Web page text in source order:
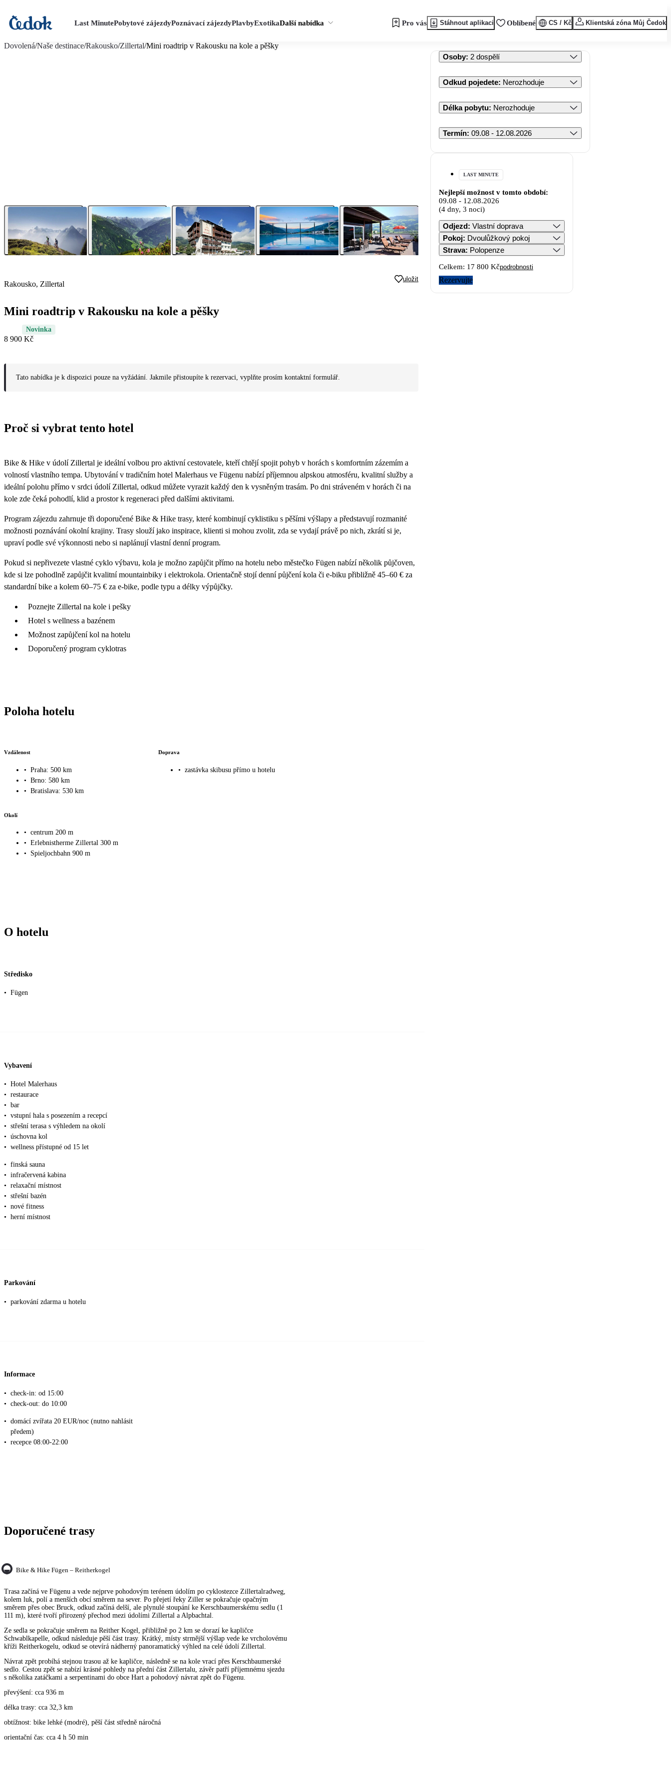
Last MinutePobytové zájezdyPoznávací zájezdyPlavbyExotikaDalší nabídka Pro vás Stáhnout aplikaci Oblíbené CS / Kč Klientská zóna Můj Čedok
Dovolená/Naše destinace/Rakousko/Zillertal/Mini roadtrip v Rakousku na kole a pěšky
Rakousko, Zillertal
uložit
Mini roadtrip v Rakousku na kole a pěšky
Novinka
8 900 Kč
Tato nabídka je k dispozici pouze na vyžádání. Jakmile přistoupíte k rezervaci, vyplňte prosím kontaktní formulář.
Proč si vybrat tento hotel
Bike & Hike v údolí Zillertal je ideální volbou pro aktivní cestovatele, kteří chtějí spojit pohyb v horách s komfortním zázemím a
volností vlastního tempa. Ubytování v tradičním hotel Malerhaus ve Fügenu nabízí příjemnou alpskou atmosféru, kvalitní služby a
ideální polohu přímo v srdci údolí Zillertal, odkud můžete vyrazit každý den k vysněným trasám. Po dni stráveném v horách či na
kole zde čeká pohodlí, klid a prostor k regeneraci před dalšími aktivitami.
Program zájezdu zahrnuje tři doporučené Bike & Hike trasy, které kombinují cyklistiku s pěšími výšlapy a představují rozmanité
možnosti poznávání okolní krajiny. Trasy slouží jako inspirace, klienti si mohou zvolit, zda se vydají právě po nich, zkrátí si je,
upraví podle své výkonnosti nebo si naplánují vlastní denní program.
Pokud si nepřivezete vlastné cyklo výbavu, kola je možno zapůjčit přímo na hotelu nebo městečko Fügen nabízí několik půjčoven,
kde si lze pohodlně zapůjčit kvalitní mountainbiky i elektrokola. Orientačně stojí denní půjčení kola či e-biku přibližně 45–60 € za
standardní bike a kolem 60–75 € za e-bike, podle typu a délky výpůjčky.
Poznejte Zillertal na kole i pešky
Hotel s wellness a bazénem
Možnost zapůjčení kol na hotelu
Doporučený program cyklotras
Poloha hotelu
Vzdálenost
• Praha: 500 km
• Brno: 580 km
• Bratislava: 530 km
Doprava
• zastávka skibusu přímo u hotelu
Okolí
• centrum 200 m
• Erlebnistherme Zillertal 300 m
•
Spieljochbahn 900 m
O hotelu
Středisko
• Fügen
Vybavení
• Hotel Malerhaus
• restaurace
• bar
• vstupní hala s posezením a recepcí
• střešní terasa s výhledem na okolí
• úschovna kol
• wellness přístupné od 15 let
• finská sauna
• infračervená kabina
• relaxační místnost
• střešní bazén
• nové fitness
• herní místnost
Parkování
• parkování zdarma u hotelu
Informace
• check-in: od 15:00
• check-out: do 10:00
• domácí zvířata 20 EUR/noc (nutno nahlásit
předem)
• recepce 08:00-22:00
Doporučené trasy
Bike & Hike Fügen – Reitherkogel
Trasa začíná ve Fügenu a vede nejprve pohodovým terénem údolím po cyklostezce Zillertalradweg,
kolem luk, polí a menších obcí směrem na sever. Po přejetí řeky Ziller se pokračuje opačným
směrem přes obec Bruck, odkud začíná delší, ale plynulé stoupání ke Kerschbaumerskému sedlu (1
111 m), které tvoří přirozený přechod mezi údolími Zillertal a Alpbachtal.
Ze sedla se pokračuje směrem na Reither Kogel, přibližně po 2 km se dorazí ke kapličce
Schwablkapelle, odkud následuje pěší část trasy. Krátký, místy strmější výšlap vede ke vrcholovému
kříži Reitherkogelu, odkud se otevírá nádherný panoramatický výhled na celé údolí Zillertal.
Návrat zpět probíhá stejnou trasou až ke kapličce, následně se na kole vrací přes Kerschbaumerské
sedlo. Cestou zpět se nabízí krásné pohledy na přední část Zillertalu, závěr patří příjemnému sjezdu
s několika zatáčkami a serpentinami do obce Hart a pohodový návrat zpět do Fügenu.
převýšení: cca 936 m
délka trasy: cca 32,3 km
obtížnost: bike lehké (modré), pěší část středně náročná
orientační čas: cca 4 h 50 min
Osoby: 2 dospělí
Odkud pojedete: Nerozhoduje
Délka pobytu: Nerozhoduje
Termín: 09.08 - 12.08.2026
LAST MINUTE
Nejlepší možnost v tomto období:
09.08 - 12.08.2026
(4 dny, 3 noci)
Odjezd: Vlastní doprava
Pokoj: Dvoulůžkový pokoj
Strava: Polopenze
Celkem: 17 800 Kčpodrobnosti
Rezervujte